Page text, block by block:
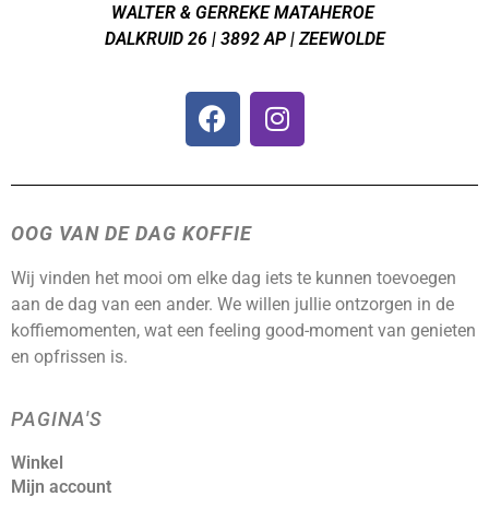
WALTER & GERREKE MATAHEROE
DALKRUID 26 | 3892 AP | ZEEWOLDE
OOG VAN DE DAG KOFFIE
Wij vinden het mooi om elke dag iets te kunnen toevoegen
aan de dag van een ander. We willen jullie ontzorgen in de
koffiemomenten, wat een feeling good-moment van genieten
en opfrissen is.
PAGINA'S
Winkel
Mijn account